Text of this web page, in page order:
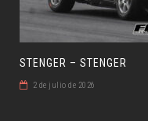
STENGER – STENGER
2 de julio de 2026